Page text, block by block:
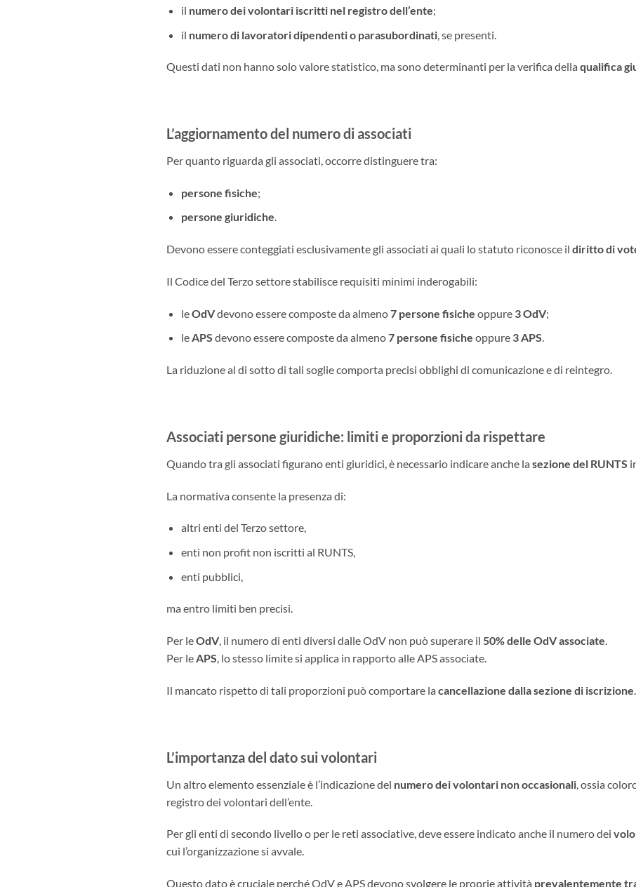
il numero dei volontari iscritti nel registro dell’ente;
il numero di lavoratori dipendenti o parasubordinati, se presenti.
Questi dati non hanno solo valore statistico, ma sono determinanti per la verifica della qualifica
L’aggiornamento del numero di associati
Per quanto riguarda gli associati, occorre distinguere tra:
persone fisiche;
persone giuridiche.
Devono essere conteggiati esclusivamente gli associati ai quali lo statuto riconosce il diritto di
Il Codice del Terzo settore stabilisce requisiti minimi inderogabili:
leOdVdevono essere composte da almeno7 persone fisiche oppure 3 OdV;
leAPS devono essere composte da almeno7 persone fisiche oppure 3 APS.
La riduzione al di sotto di tali soglie comporta precisi obblighi di comunicazione e di reintegro.
Associati persone giuridiche: limiti e proporzioni da rispettare
Quando tra gli associati figurano enti giuridici, è necessario indicare anche la sezione del RUNTS
La normativa consente la presenza di:
altri enti del Terzo settore,
enti non profit non iscritti al RUNTS,
enti pubblici,
ma entro limiti ben precisi.
Per leOdV, il numero di enti diversi dalle OdV non può superare il 50% delle OdV associate.
Per leAPS, lo stesso limite si applica in rapporto alle APS associate.
Il mancato rispetto di tali proporzioni può comportare la cancellazione dalla sezione di iscrizione.
L’importanza del dato sui volontari
Un altro elemento essenziale è l’indicazione del numero dei volontari non occasionali , ossia
registro dei volontari dell’ente.
Per gli enti di secondo livello o per le reti associative, deve essere indicato anche il numero dei
cui l’organizzazione si avvale.
Questo dato è cruciale perché OdV e APS devono svolgere le proprie attività prevalentemente